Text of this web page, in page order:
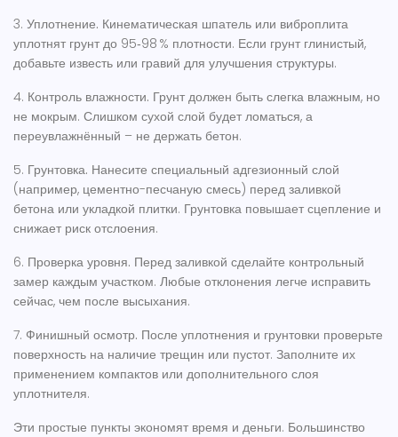
3. Уплотнение. Кинематическая шпатель или виброплита
уплотнят грунт до 95‑98 % плотности. Если грунт глинистый,
добавьте известь или гравий для улучшения структуры.
4. Контроль влажности. Грунт должен быть слегка влажным, но
не мокрым. Слишком сухой слой будет ломаться, а
переувлажнённый – не держать бетон.
5. Грунтовка. Нанесите специальный адгезионный слой
(например, цементно-песчаную смесь) перед заливкой
бетона или укладкой плитки. Грунтовка повышает сцепление и
снижает риск отслоения.
6. Проверка уровня. Перед заливкой сделайте контрольный
замер каждым участком. Любые отклонения легче исправить
сейчас, чем после высыхания.
7. Финишный осмотр. После уплотнения и грунтовки проверьте
поверхность на наличие трещин или пустот. Заполните их
применением компактов или дополнительного слоя
уплотнителя.
Эти простые пункты экономят время и деньги. Большинство